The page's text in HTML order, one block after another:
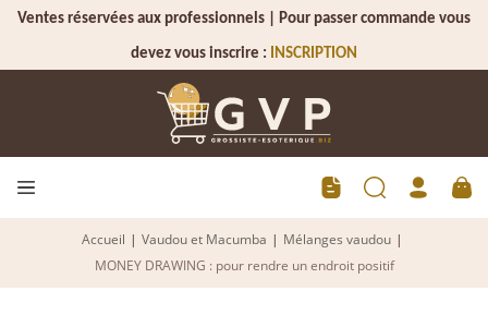
Ventes réservées aux professionnels | Pour passer commande vous
devez vous inscrire : INSCRIPTION
Accueil | Vaudou et Macumba | Mélanges vaudou |
MONEY DRAWING : pour rendre un endroit positif